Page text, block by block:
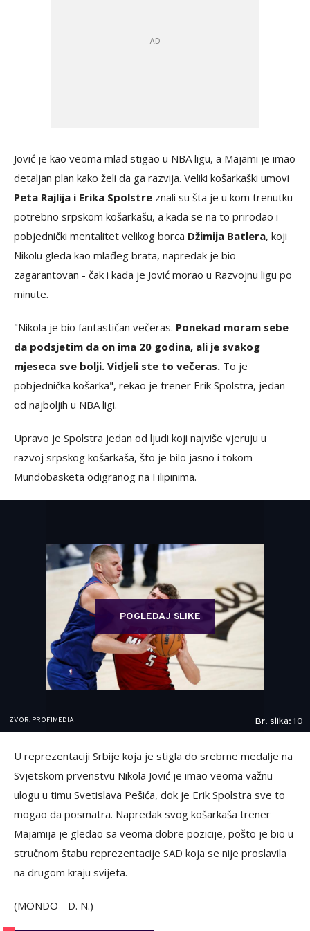
Jović je kao veoma mlad stigao u NBA ligu, a Majami je imao
detaljan plan kako želi da ga razvija. Veliki košarkaški umovi
Peta Rajlija i Erika Spolstre znali su šta je u kom trenutku
potrebno srpskom košarkašu, a kada se na to prirodao i
pobjednički mentalitet velikog borca Džimija Batlera, koji
Nikolu gleda kao mlađeg brata, napredak je bio
zagarantovan - čak i kada je Jović morao u Razvojnu ligu po
minute.
"Nikola je bio fantastičan večeras. Ponekad moram sebe
da podsjetim da on ima 20 godina, ali je svakog
mjeseca sve bolji. Vidjeli ste to večeras. To je
pobjednička košarka", rekao je trener Erik Spolstra, jedan
od najboljih u NBA ligi.
Upravo je Spolstra jedan od ljudi koji najviše vjeruju u
razvoj srpskog košarkaša, što je bilo jasno i tokom
Mundobasketa odigranog na Filipinima.
POGLEDAJ SLIKE
IZVOR: PROFIMEDIA Br. slika: 10
U reprezentaciji Srbije koja je stigla do srebrne medalje na
Svjetskom prvenstvu Nikola Jović je imao veoma važnu
ulogu u timu Svetislava Pešića, dok je Erik Spolstra sve to
mogao da posmatra. Napredak svog košarkaša trener
Majamija je gledao sa veoma dobre pozicije, pošto je bio u
stručnom štabu reprezentacije SAD koja se nije proslavila
na drugom kraju svijeta.
(MONDO - D. N.)